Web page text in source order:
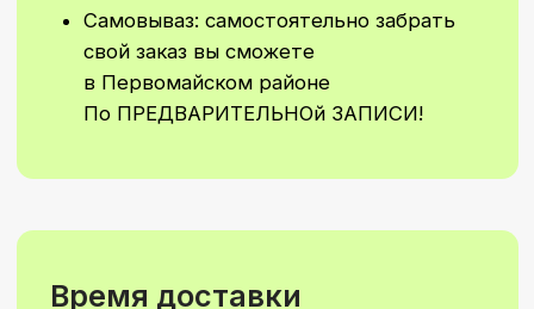
руб без учета стоимости доставки
Минимальная сумма на самовывоз
30 бел. руб (по предварительной
договоренности) Водолажского 23